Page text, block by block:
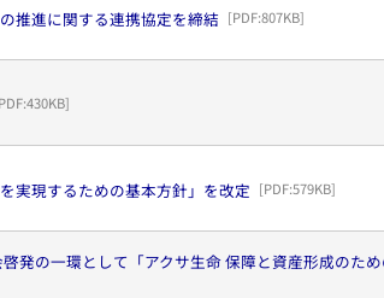
推進に関する連携協定を締結 [PDF:807KB]
430KB]
実現するための基本方針」を改定 [PDF:579KB]
発の一環として「アクサ生命 保障と資産形成のた